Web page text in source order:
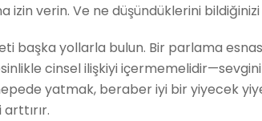
izin verin. Ve ne düşündüklerini
başka yollarla bulun. Bir parlama
cinsel ilişkiyi
yatmak, beraber iyi bir yiyecek